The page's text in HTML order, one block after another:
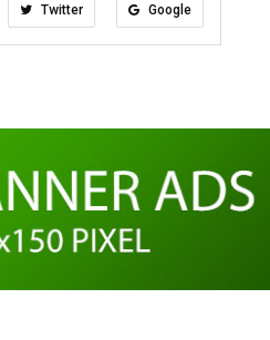
Twitter Google